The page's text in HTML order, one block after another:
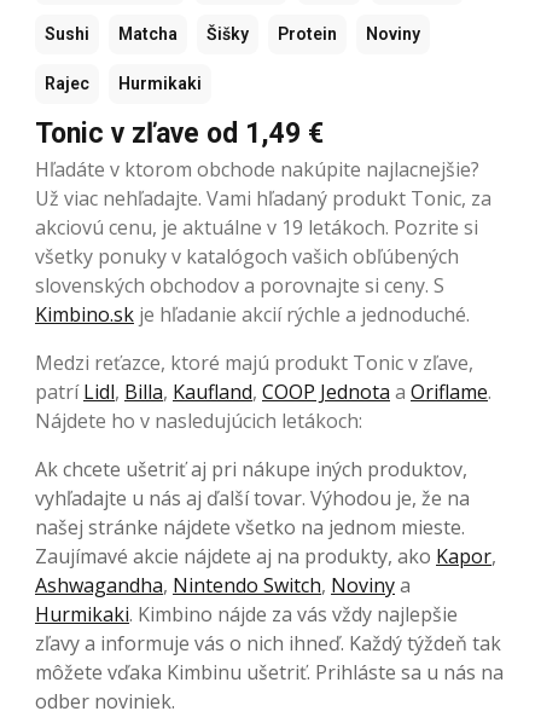
Sushi Matcha Šišky Protein Noviny
Rajec Hurmikaki
Tonic v zľave od 1,49 €
Hľadáte v ktorom obchode nakúpite najlacnejšie?
Už viac nehľadajte. Vami hľadaný produkt Tonic, za
akciovú cenu, je aktuálne v 19 letákoch. Pozrite si
všetky ponuky v katalógoch vašich obľúbených
slovenských obchodov a porovnajte si ceny. S
Kimbino.sk je hľadanie akcií rýchle a jednoduché.
Medzi reťazce, ktoré majú produkt Tonic v zľave,
patríLidl, Billa, Kaufland, COOP Jednota a Oriflame.
Nájdete ho v nasledujúcich letákoch:
Ak chcete ušetriť aj pri nákupe iných produktov,
vyhľadajte u nás aj ďalší tovar. Výhodou je, že na
našej stránke nájdete všetko na jednom mieste.
Zaujímavé akcie nájdete aj na produkty, ako Kapor,
Ashwagandha, Nintendo Switch, Novinya
Hurmikaki. Kimbino nájde za vás vždy najlepšie
zľavy a informuje vás o nich ihneď. Každý týždeň tak
môžete vďaka Kimbinu ušetriť. Prihláste sa u nás na
odber noviniek.